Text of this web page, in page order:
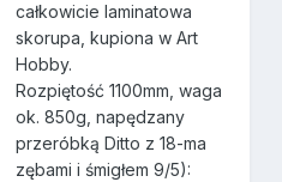
całkowicie laminatowa
skorupa, kupiona w Art
Hobby.
Rozpiętość 1100mm, waga
ok. 850g, napędzany
przeróbką Ditto z 18-ma
zębami i śmigłem 9/5):